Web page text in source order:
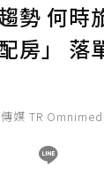
點數：0點；前
勢 何時
房」 落
媒 TR